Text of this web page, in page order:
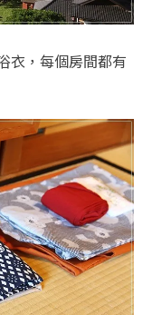
衣，每個房間都有